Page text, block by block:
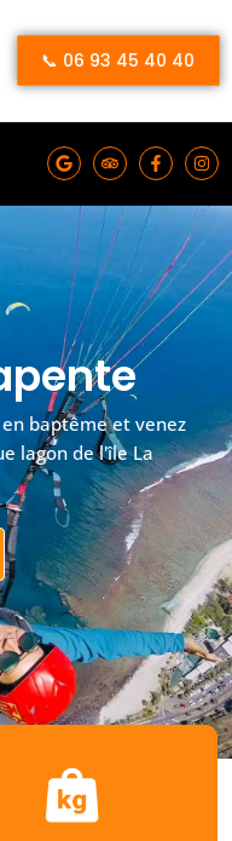
📞 06 93 45 40 40
baptême et venez
lagon de l'île La